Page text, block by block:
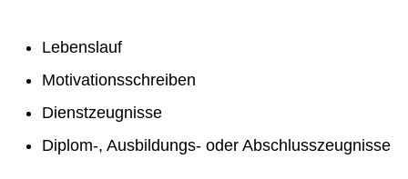
Lebenslauf
Motivationsschreiben
Dienstzeugnisse
Diplom-, Ausbildungs- oder Abschlusszeugnisse